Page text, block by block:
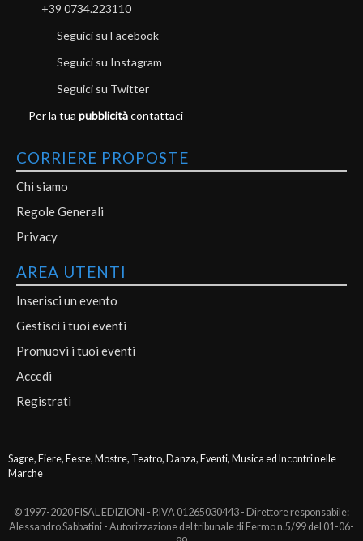
+39 0734.223110
Seguici su Facebook
Seguici su Instagram
Seguici su Twitter
Per la tua pubblicitàcontattaci
CORRIERE PROPOSTE
Chi siamo
Regole Generali
Privacy
AREA UTENTI
Inserisci un evento
Gestisci i tuoi eventi
Promuovi i tuoi eventi
Accedi
Registrati
Sagre, Fiere, Feste, Mostre, Teatro, Danza, Eventi, Musica ed Incontri nelle
Marche
© 1997-2020 FISAL EDIZIONI - P.IVA 01265030443 - Direttore responsabile:
Alessandro Sabbatini - Autorizzazione del tribunale di Fermo n.5/99 del 01-06-